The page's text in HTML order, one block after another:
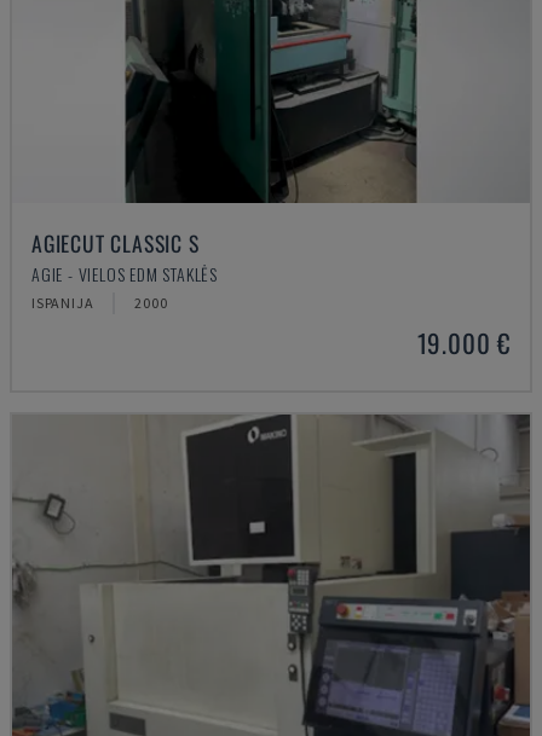
AGIECUT CLASSIC S
AGIE - VIELOS EDM STAKLĖS
ISPANIJA 2000
19.000 €